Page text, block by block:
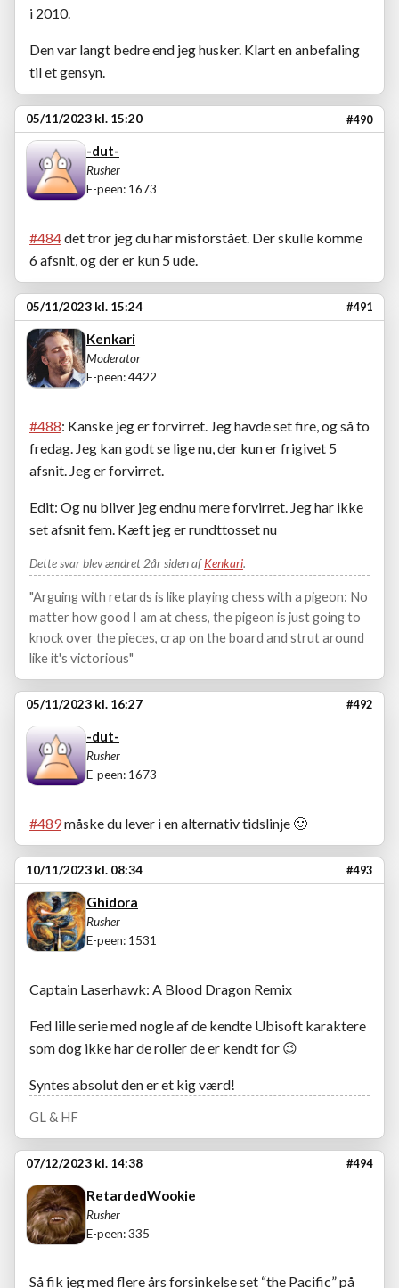
i 2010.
Den var langt bedre end jeg husker. Klart en anbefaling
til et gensyn.
05/11/2023 kl. 15:20 #490
-dut-
Rusher
E-peen: 1673
#484det tror jeg du har misforstået. Der skulle komme
6 afsnit, og der er kun 5 ude.
05/11/2023 kl. 15:24 #491
Kenkari
Moderator
E-peen: 4422
#488: Kanske jeg er forvirret. Jeg havde set fire, og så to
fredag. Jeg kan godt se lige nu, der kun er frigivet 5
afsnit. Jeg er forvirret.
Edit: Og nu bliver jeg endnu mere forvirret. Jeg har ikke
set afsnit fem. Kæft jeg er rundttosset nu
Dette svar blev ændret 2år siden afKenkari.
"Arguing with retards is like playing chess with a pigeon: No
matter how good I am at chess, the pigeon is just going to
knock over the pieces, crap on the board and strut around
like it's victorious"
05/11/2023 kl. 16:27 #492
-dut-
Rusher
E-peen: 1673
#489måske du lever i en alternativ tidslinje 🙂
10/11/2023 kl. 08:34 #493
Ghidora
Rusher
E-peen: 1531
Captain Laserhawk: A Blood Dragon Remix
Fed lille serie med nogle af de kendte Ubisoft karaktere
som dog ikke har de roller de er kendt for 😉
Syntes absolut den er et kig værd!
GL & HF
07/12/2023 kl. 14:38 #494
RetardedWookie
Rusher
E-peen: 335
Så fik jeg med flere års forsinkelse set “the Pacific” på